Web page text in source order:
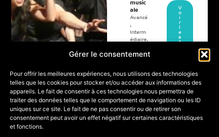
Gérer le consentement
Pour offrir les meilleures expériences, nous utilisons des technologies
telles que les cookies pour stocker et/ou accéder aux informations des
appareils. Le fait de consentir à ces technologies nous permettra de
traiter des données telles que le comportement de navigation ou les ID
uniques sur ce site. Le fait de ne pas consentir ou de retirer son
consentement peut avoir un effet négatif sur certaines caractéristiques
et fonctions.
music
ale
Avancé
,
Interm
édiaire,
profes
V
o
i
r
l
e
s
t
08
A
oû
pa
rtir
de
20
Place(
Orga
par